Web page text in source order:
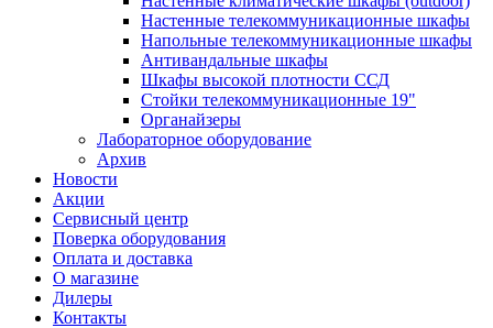
Настенные телекоммуникационные шкафы
Напольные телекоммуникационные шкафы
Антивандальные шкафы
Шкафы высокой плотности ССД
Стойки телекоммуникационные 19"
Органайзеры
Лабораторное оборудование
Архив
Новости
Акции
Сервисный центр
Поверка оборудования
Оплата и доставка
О магазине
Дилеры
Контакты